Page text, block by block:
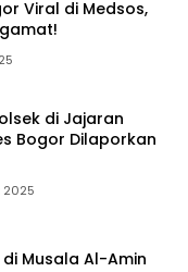
Viral di Medsos,
di Jajaran
Bogor Dilaporkan
2025
Musala Al-Amin